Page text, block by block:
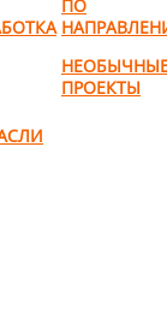
ПО
ПРОЕКТЫ